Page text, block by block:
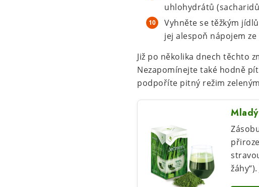
uhlohydrátů
Vyhněte se těžkým
jej alespoň nápojem
Již po několika dnech těchto
Nezapomínejte také hodně
podpoříte pitný režim